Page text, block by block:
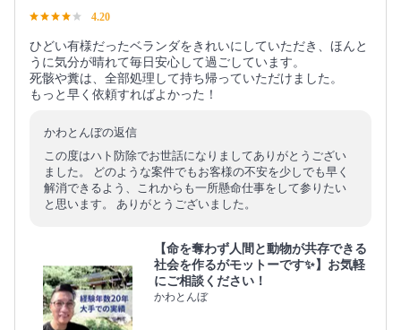
4.20
ひどい有様だったベランダをきれいにしていただき、ほんと
うに気分が晴れて毎日安心して過ごしています。
死骸や糞は、全部処理して持ち帰っていただけました。
もっと早く依頼すればよかった！
かわとんぼの返信
この度はハト防除でお世話になりましてありがとうござい
ました。 どのような案件でもお客様の不安を少しでも早く
解消できるよう、これからも一所懸命仕事をして参りたい
と思います。 ありがとうございました。
【命を奪わず人間と動物が共存できる
社会を作るがモットーです✨】お気軽
にご相談ください！
かわとんぼ